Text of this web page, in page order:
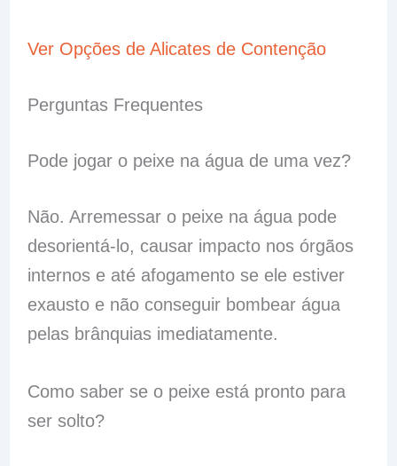
Ver Opções de Alicates de Contenção
Perguntas Frequentes
Pode jogar o peixe na água de uma vez?
Não. Arremessar o peixe na água pode
desorientá-lo, causar impacto nos órgãos
internos e até afogamento se ele estiver
exausto e não conseguir bombear água
pelas brânquias imediatamente.
Como saber se o peixe está pronto para
ser solto?